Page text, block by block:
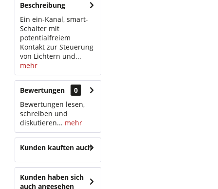
Beschreibung
Ein ein-Kanal, smart-
Schalter mit
potentialfreiem
Kontakt zur Steuerung
von Lichtern und...
mehr
Bewertungen
0
Bewertungen lesen,
schreiben und
diskutieren... mehr
Kunden kauften auch
Kunden haben sich
auch angesehen